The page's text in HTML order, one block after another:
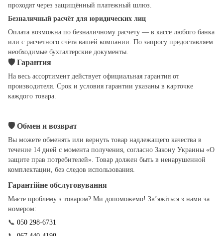
проходят через защищённый платежный шлюз.
Безналичный расчёт для юридических лиц
Оплата возможна по безналичному расчету — в кассе любого банка
или с расчетного счёта вашей компании. По запросу предоставляем
необходимые бухгалтерские документы.
🛡 Гарантия
На весь ассортимент действует официальная гарантия от
производителя. Срок и условия гарантии указаны в карточке
каждого товара.
🛡 Обмен и возврат
Вы можете обменять или вернуть товар надлежащего качества в
течение 14 дней с момента получения, согласно Закону Украины «О
защите прав потребителей». Товар должен быть в ненарушенной
комплектации, без следов использования.
Гарантійне обслуговування
Маєте проблему з товаром? Ми допоможемо! Зв’яжіться з нами за
номером:
📞 050 298-6731